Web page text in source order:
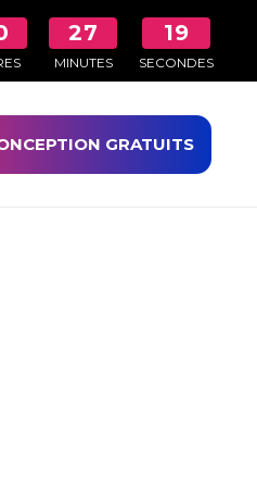
27
MINUTES
18
SECONDES
GRATUITS